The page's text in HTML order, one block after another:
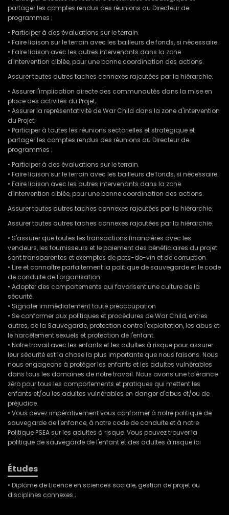
partager les comptes rendus des réunions au Directeur de
programmes ;
• Participer à des évaluations sur le terrain.
• Faire liaison sur le terrain avec les bailleurs de fonds, si nécessaire.
• Faire liaison avec les autres intervenants dans la zone
d'intervention ciblée, pour une bonne coordination des actions.
Assurer toutes autres taches connexes rajoutées par la hiérarchie.
• Assurer l'implication directe des communautés dans la mise en
place des activités du Projet;
• Assurer la représentativité de War Child dans la zone d'intervention
du Projet;
• Participer à toutes les réunions sectorielles et stratégique et
partager les comptes rendus des réunions au Directeur de
programmes ;
• Participer à des évaluations sur le terrain.
• Faire liaison sur le terrain avec les bailleurs de fonds, si nécessaire.
• Faire liaison avec les autres intervenants dans la zone
d'intervention ciblée, pour une bonne coordination des actions.
Assurer toutes autres taches connexes rajoutées par la hiérarchie.
Assurer toutes autres taches connexes rajoutées par la hiérarchie.
• S'assurer que toutes les transactions financières avec les
vendeurs, les fournisseurs et le paiement des bénéficiaires du projet
sont transparentes et exemptes de pots-de-vin et de corruption.
• Lire et connaître parfaitement la politique de sauvegarde et le code
de conduite de l'organisation.
• Adopter des comportements qui favorisent une culture de la
sécurité.
• Signaler immédiatement toute préoccupation
• Se conformer aux politiques et procédures de War Child, entres
autres, de la Sauvegarde, protection contre l'exploitation, les abus et
le harcèlement sexuels et protection de l'enfant.
• Notre travail avec les enfants et les adultes à risque pour assurer
leur sécurité est la chose la plus importante que nous faisons. Nous
nous engageons à protéger les enfants et les adultes vulnérables
dans tous les domaines de notre travail. Nous avons une tolérance
zéro pour tous les comportements et pratiques qui mettent les
enfants et/ou les adultes vulnérables en danger d'abus et/ou de
préjudice.
• Vous devez impérativement vous conformer à notre politique de
sauvegarde de l'enfance, à notre code de conduite et à notre
Politique PSEA sur les adultes à risque. Vous pouvez trouver la
politique de sauvegarde de l'enfant et des adultes à risque ici
Études
• Diplôme de Licence en sciences sociale, gestion de projet ou
disciplines connexes ;